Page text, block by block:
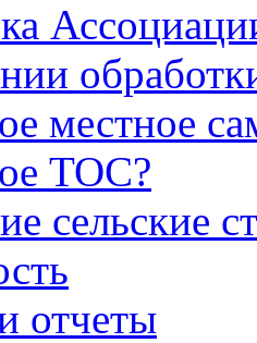
местное
ТОС?
сельские
отчеты